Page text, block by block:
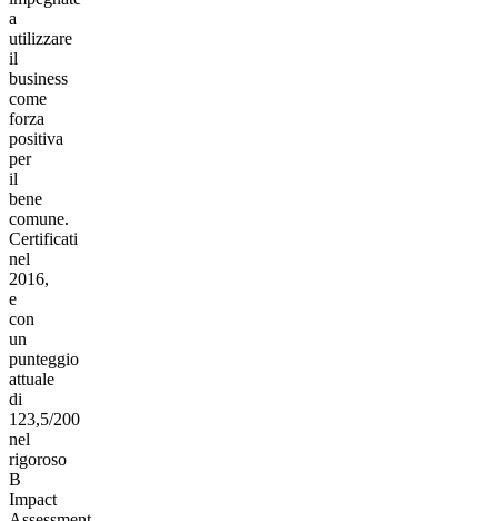
a
utilizzare
il
business
come
forza
positiva
per
il
bene
comune.
Certificati
nel
2016,
e
con
un
punteggio
attuale
di
123,5/200
nel
rigoroso
B
Impact